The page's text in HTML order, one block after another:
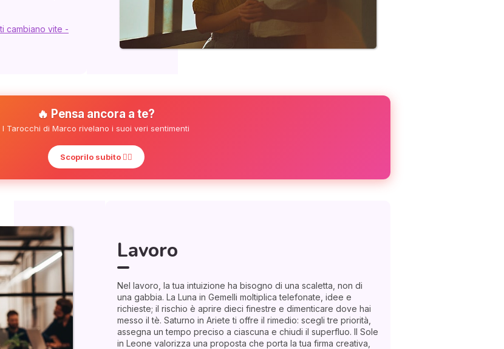
cambiano vite -
🔥 Pensa ancora a te?
I Tarocchi di Marco rivelano i suoi veri sentimenti
Scoprilo subito ❤️‍🔥
Lavoro
Nel lavoro, la tua intuizione ha bisogno di una scaletta, non di
una gabbia. La Luna in Gemelli moltiplica telefonate, idee e
richieste; il rischio è aprire dieci finestre e dimenticare dove hai
messo il tè. Saturno in Ariete ti offre il rimedio: scegli tre priorità,
assegna un tempo preciso a ciascuna e chiudi il superfluo. Il Sole
in Leone valorizza una proposta che porta la tua firma creativa,